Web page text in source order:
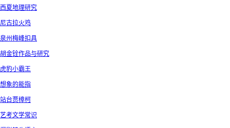
西夏地理研究
尼古拉火鸡
泉州梅峰扣具
胡金铨作品与研究
虎豹小霸王
想象的能指
站台贾樟柯
艺考文学常识